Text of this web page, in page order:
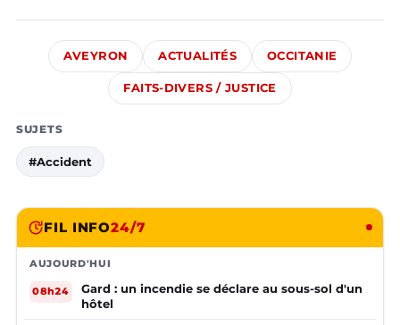
AVEYRON ACTUALITÉS OCCITANIE
FAITS-DIVERS / JUSTICE
SUJETS
#Accident
FIL INFO24/7
AUJOURD'HUI
08h24
Gard : un incendie se déclare au sous-sol d'un
hôtel